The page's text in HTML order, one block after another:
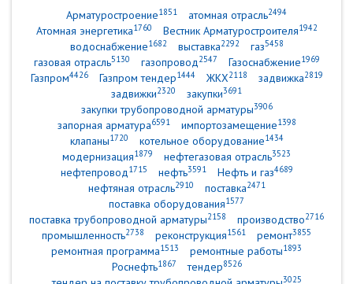
Арматуростроение1851 атомная отрасль2494
Атомная энергетика1760 Вестник Арматуростроителя1942
водоснабжение1682 выставка2292 газ5458
газовая отрасль5130 газопровод2547 Газоснабжение1969
Газпром4426 Газпром тендер1444 ЖКХ2118 задвижка2819
задвижки2320 закупки3691
закупки трубопроводной арматуры3906
запорная арматура6591 импортозамещение1398
клапаны1720 котельное оборудование1434
модернизация1879 нефтегазовая отрасль3523
нефтепровод1715 нефть3591 Нефть и газ4689
нефтяная отрасль2910 поставка2471
поставка оборудования1577
поставка трубопроводной арматуры2158 производство2716
промышленность2738 реконструкция1561 ремонт3855
ремонтная программа1513 ремонтные работы1893
Роснефть1867 тендер8526
3025